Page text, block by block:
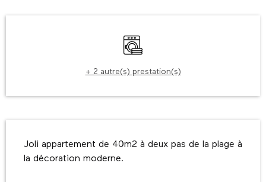
Lave linge
+ 2 autre(s) prestation(s)
Joli appartement de 40m2 à deux pas de la plage à
la décoration moderne.